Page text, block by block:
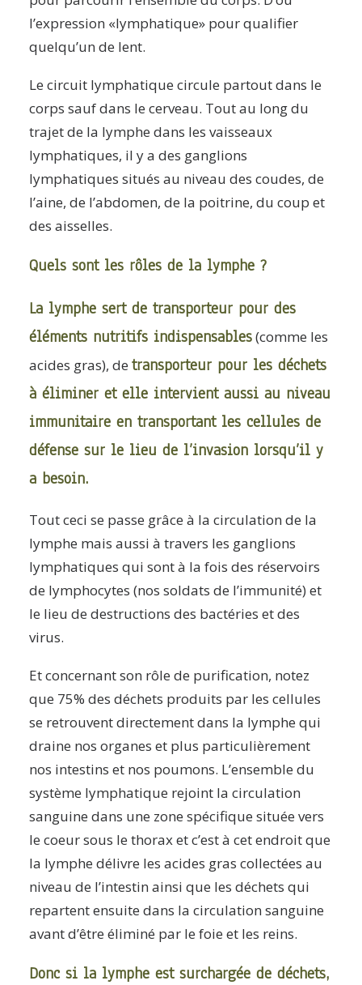
l’expression «lymphatique» pour qualifier
quelqu’un de lent.
Le circuit lymphatique circule partout dans le
corps sauf dans le cerveau. Tout au long du
trajet de la lymphe dans les vaisseaux
lymphatiques, il y a des ganglions
lymphatiques situés au niveau des coudes, de
l’aine, de l’abdomen, de la poitrine, du coup et
des aisselles.
Quels sont les rôles de la lymphe ?
La lymphe sert de transporteur pour des
éléments nutritifs indispensables(comme les
acides gras), de transporteur pour les déchets
à éliminer et elle intervient aussi au niveau
immunitaire en transportant les cellules de
défense sur le lieu de l’invasion lorsqu’il y
a besoin.
Tout ceci se passe grâce à la circulation de la
lymphe mais aussi à travers les ganglions
lymphatiques qui sont à la fois des réservoirs
de lymphocytes (nos soldats de l’immunité) et
le lieu de destructions des bactéries et des
virus.
Et concernant son rôle de purification, notez
que 75% des déchets produits par les cellules
se retrouvent directement dans la lymphe qui
draine nos organes et plus particulièrement
nos intestins et nos poumons. L’ensemble du
système lymphatique rejoint la circulation
sanguine dans une zone spécifique située vers
le coeur sous le thorax et c’est à cet endroit que
la lymphe délivre les acides gras collectées au
niveau de l’intestin ainsi que les déchets qui
repartent ensuite dans la circulation sanguine
avant d’être éliminé par le foie et les reins.
Donc si la lymphe est surchargée de déchets,